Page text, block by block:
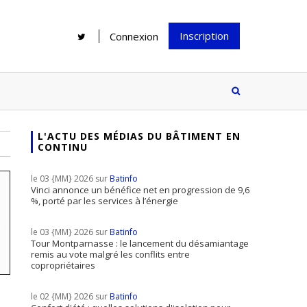
Connexion Inscription
idée mais...
Le print sous toutes ses formes a-t-
il encore sa place dans un monde
Rénover une salle de bains : gagner
supports
inscrire
à notre
?
L'ACTU DES MÉDIAS DU BÂTIMENT EN
CONTINU
le 03 {MM} 2026 surBatinfo
Vinci annonce un bénéfice net en progression de 9,6
%, porté par les services à l’énergie
le 03 {MM} 2026 surBatinfo
Tour Montparnasse : le lancement du désamiantage
remis au vote malgré les conflits entre
copropriétaires
le 02 {MM} 2026 surBatinfo